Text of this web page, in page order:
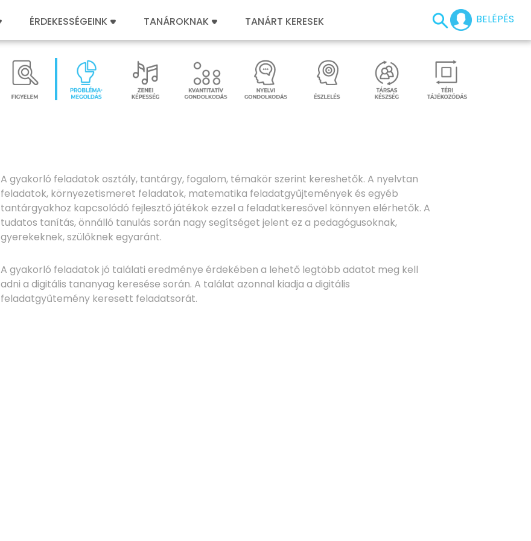
BELÉPÉS
ÉRDEKESSÉGEINK TANÁROKNAK TANÁRT KERESEK
A gyakorló feladatok osztály, tantárgy, fogalom, témakör szerint kereshetők. A nyelvtan
feladatok, környezetismeret feladatok, matematika feladatgyűjtemények és egyéb
tantárgyakhoz kapcsolódó fejlesztő játékok ezzel a feladatkeresővel könnyen elérhetők. A
tudatos tanítás, önnálló tanulás során nagy segítséget jelent ez a pedagógusoknak,
gyerekeknek, szülőknek egyaránt.
A gyakorló feladatok jó találati eredménye érdekében a lehető legtöbb adatot meg kell
adni a digitális tananyag keresése során. A találat azonnal kiadja a digitális
feladatgyűtemény keresett feladatsorát.